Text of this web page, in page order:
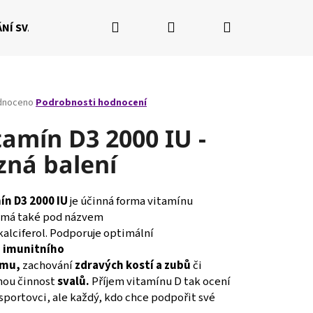
SVALŮ RÝSOVÁNÍ POSTAVY NAŠE BALÍČKY
Hledat PřihlášeníNákupní
Podrobnosti hodnocení
D3 2000 IU -
balení
D3 2000 IUje účinnáforma vitamínu
také pod názvem
Podporuje optimální
imunitního
zachovánízdravých kostí a zubůči
činnostsvalů. Příjem vitamínu D tak ocení
ale každý, kdo chce podpořit své
Následující